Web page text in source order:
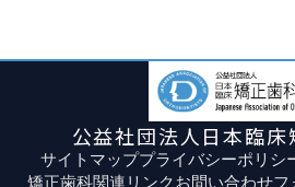
公益社団法人日本臨
サイトマッププライバシーポリシ
矯正歯科関連リンクお問い合わせフ